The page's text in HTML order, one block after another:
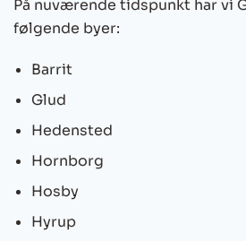
På nuværende tidspunkt har vi
følgende byer:
Barrit
Glud
Hedensted
Hornborg
Hosby
Hyrup